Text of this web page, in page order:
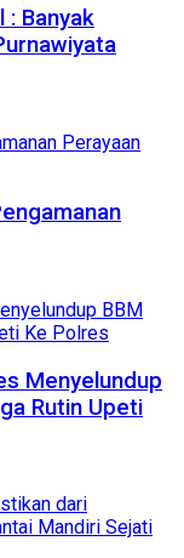
: Banyak
Menyelundup
Rutin Upeti